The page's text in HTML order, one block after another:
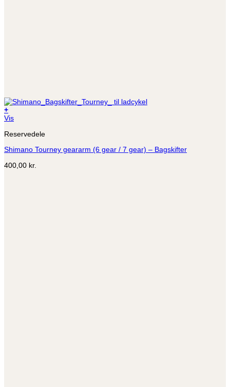
+
Dette
har
varianter.
kan
Vis
Reservedele
Shimano Tourney geararm (6 gear / 7 gear) – Bagskifter
400,00 kr.